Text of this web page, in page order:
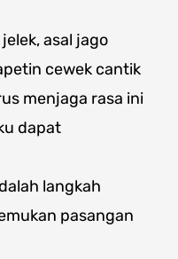
asal jago
cewek cantik
menjaga rasa ini
dapat
langkah
pasangan